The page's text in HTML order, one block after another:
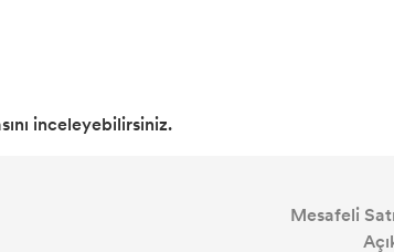
inceleyebilirsiniz.
Mesafeli